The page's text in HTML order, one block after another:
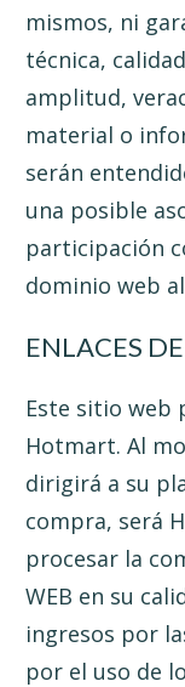
mismos, ni
técnica,
amplitud,
material o
serán
una posible
participación
dominio web
ENLACES
Este sitio web
Hotmart. Al
dirigirá a su
compra, será
procesar la
WEB en su
ingresos por
por el uso de